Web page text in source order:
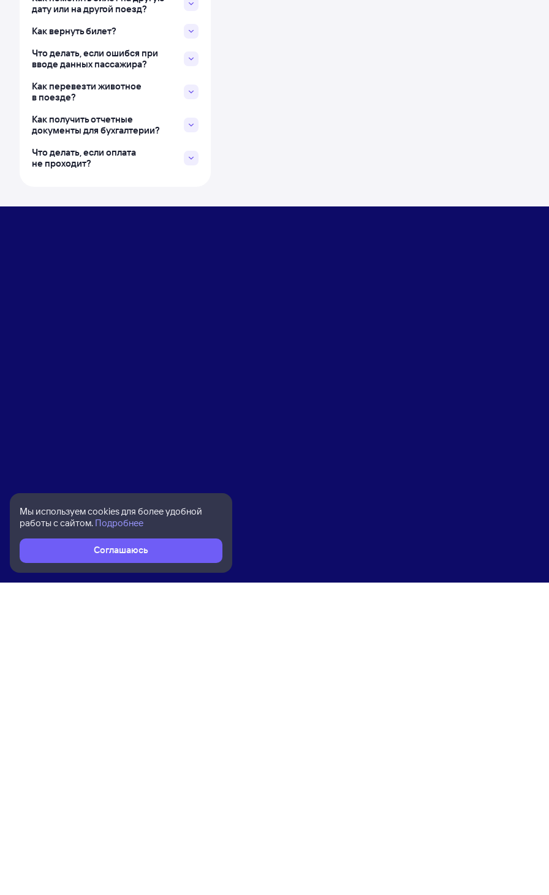
дату или на другой поезд?
Как вернуть билет?
Что делать, если ошибся при
вводе данных пассажира?
Как перевезти животное
в поезде?
Как получить отчетные
документы для бухгалтерии?
Что делать, если оплата
не проходит?
Мы используем cookies для более удобной
работы с сайтом. Подробнее
Соглашаюсь